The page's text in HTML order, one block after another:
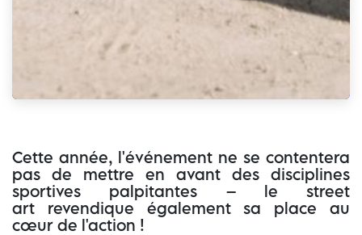
Cette année, l'événement ne se contentera
pas de mettre en avant des disciplines
sportives palpitantes – le street
art revendique également sa place au
cœur de l'action !